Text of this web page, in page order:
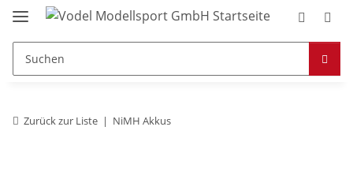
Zurück zur Liste NiMH Akkus